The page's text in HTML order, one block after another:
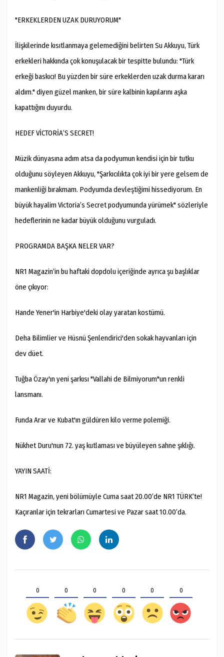
"ERKEKLERDEN UZAK DURUYORUM"
İlişkilerinde kısıtlanmaya gelemediğini belirten Su Akkuyu, Türk
erkekleri hakkında çok konuşulacak bir tespitte bulundu: "Türk
erkeği baskıcı! Bu yüzden bir süre erkeklerden uzak durma kararı
aldım." diyen güzel manken, bir süre kalbinin kapılarını aşka
kapattığını duyurdu.
HEDEF VİCTORİA’S SECRET!
Müzik dünyasına adım atsa da podyumun kendisi için bir tutku
olduğunu söyleyen Akkuyu, "Şarkıcılıkta çok iyi bir yere gelsem de
mankenliği bırakmam. Podyumda devleştiğimi hissediyorum. En
büyük hayalim Victoria’s Secret podyumunda yürümek" sözleriyle
hedeflerinin ne kadar büyük olduğunu vurguladı.
PROGRAMDA BAŞKA NELER VAR?
NR1 Magazin’in bu haftaki dopdolu içeriğinde ayrıca şu başlıklar
öne çıkıyor:
Hande Yener'in Harbiye'deki olay yaratan kostümü.
Deha Bilimlier ve Hüsnü Şenlendirici'den sokak hayvanları için
dev düet.
Tuğba Özay'ın yeni şarkısı "Vallahi de Bilmiyorum"un renkli
lansmanı.
Funda Arar ve Kubat'ın güldüren kilo verme polemiği.
Nükhet Duru'nun 72. yaş kutlaması ve büyüleyen sahne şıklığı.
YAYIN SAATİ:
NR1 Magazin, yeni bölümüyle Cuma saat 20.00’de NR1 TÜRK’te!
Kaçıranlar için tekrarları Cumartesi ve Pazar saat 10.00’da.
0 0 0 0 0 0